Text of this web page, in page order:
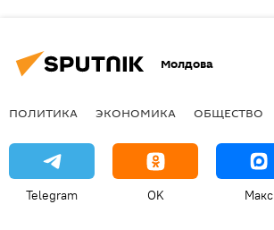
Молдова
ПОЛИТИКА ЭКОНОМИКА ОБЩЕСТВО
Telegram OK Макс